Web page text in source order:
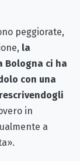
peggiorate,
la
Bologna ci ha
con una
in
a